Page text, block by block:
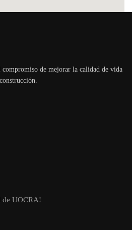
de mejorar la calidad de vida
de UOCRA!